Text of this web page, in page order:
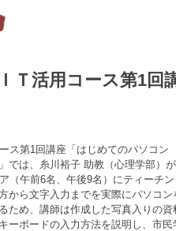
Ｔ活用コース第1
ス第1回講座「はじめてのパソコ
では、糸川裕子 助教（心理学部）
（午前6名、午後9名）にティーチ
から文字入力までを実際にパソコ
ため、講師は作成した写真入りの
ーボードの入力方法を説明し、市